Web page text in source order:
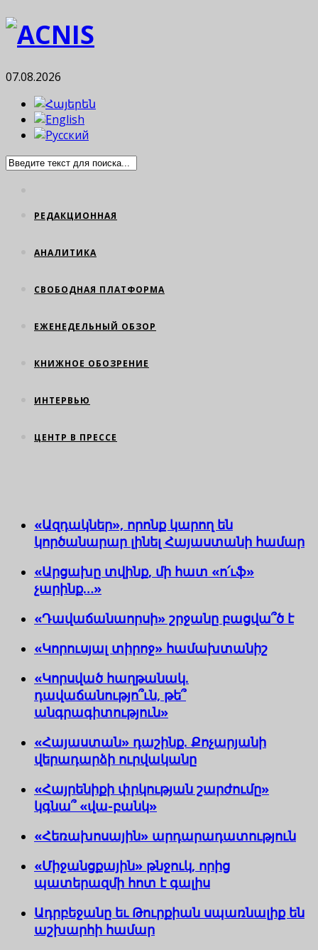
07.08.2026
РЕДАКЦИОННАЯ
АНАЛИТИКА
СВОБОДНАЯ ПЛАТФОРМА
ЕЖЕНЕДЕЛЬНЫЙ ОБЗОР
КНИЖНОЕ ОБОЗРЕНИЕ
ИНТЕРВЬЮ
ЦЕНТР В ПРЕССЕ
«Ազդակներ», որոնք կարող են
կործանարար լինել Հայաստանի համար
«Արցախը տվինք, մի հատ «ո՛ւֆ»
չարինք…»
«Դավաճանաորսի» շրջանը բացվա՞ծ է
«Կորուսյալ տիրոջ» համախտանիշ
«Կորսված հաղթանակ.
դավաճանությո՞ւն, թե՞
անգրագիտություն»
«Հայաստան» դաշինք. Քոչարյանի
վերադարձի ուրվականը
«Հայրենիքի փրկության շարժումը»
կգնա՞ «վա-բանկ»
«Հեռախոսային» արդարադատություն
«Միջանցքային» թնջուկ, որից
պատերազմի հոտ է գալիս
Ադրբեջանը եւ Թուրքիան սպառնալիք են
աշխարհի համար